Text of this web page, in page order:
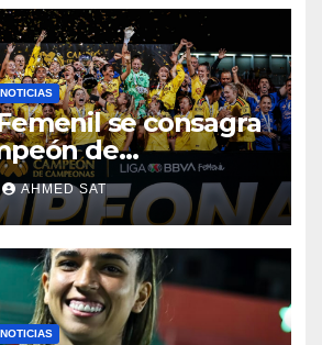
NOTICIAS
se consagra
de
AHMED SAT
NOTICIAS